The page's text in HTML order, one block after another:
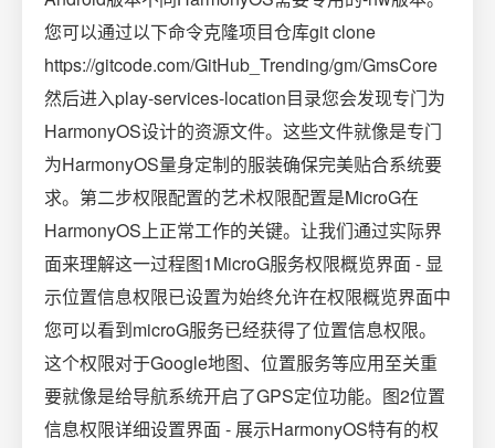
您可以通过以下命令克隆项目仓库git clone
https://gitcode.com/GitHub_Trending/gm/GmsCore
然后进入play-services-location目录您会发现专门为
HarmonyOS设计的资源文件。这些文件就像是专门
为HarmonyOS量身定制的服装确保完美贴合系统要
求。第二步权限配置的艺术权限配置是MicroG在
HarmonyOS上正常工作的关键。让我们通过实际界
面来理解这一过程图1MicroG服务权限概览界面 - 显
示位置信息权限已设置为始终允许在权限概览界面中
您可以看到microG服务已经获得了位置信息权限。
这个权限对于Google地图、位置服务等应用至关重
要就像是给导航系统开启了GPS定位功能。图2位置
信息权限详细设置界面 - 展示HarmonyOS特有的权